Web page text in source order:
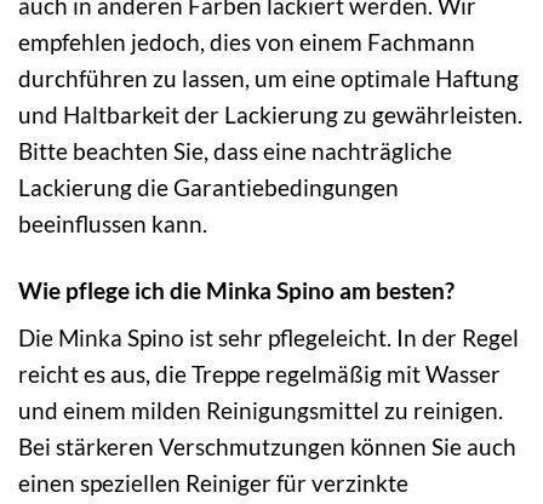
empfehlen jedoch, dies von einem Fachmann
durchführen zu lassen, um eine optimale Haftung
und Haltbarkeit der Lackierung zu gewährleisten.
Bitte beachten Sie, dass eine nachträgliche
Lackierung die Garantiebedingungen
beeinflussen kann.
Wie pflege ich die Minka Spino am besten?
Die Minka Spino ist sehr pflegeleicht. In der Regel
reicht es aus, die Treppe regelmäßig mit Wasser
und einem milden Reinigungsmittel zu reinigen.
Bei stärkeren Verschmutzungen können Sie auch
einen speziellen Reiniger für verzinkte